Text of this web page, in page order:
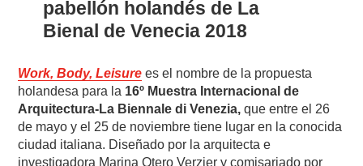
pabellón holandés de La
Bienal de Venecia 2018
Work, Body, Leisure es el nombre de la propuesta
holandesa para la 16º Muestra Internacional de
Arquitectura-La Biennale di Venezia,que entre el 26
de mayo y el 25 de noviembre tiene lugar en la conocida
ciudad italiana. Diseñado por la arquitecta e
investigadora Marina Otero Verzier y comisariado por